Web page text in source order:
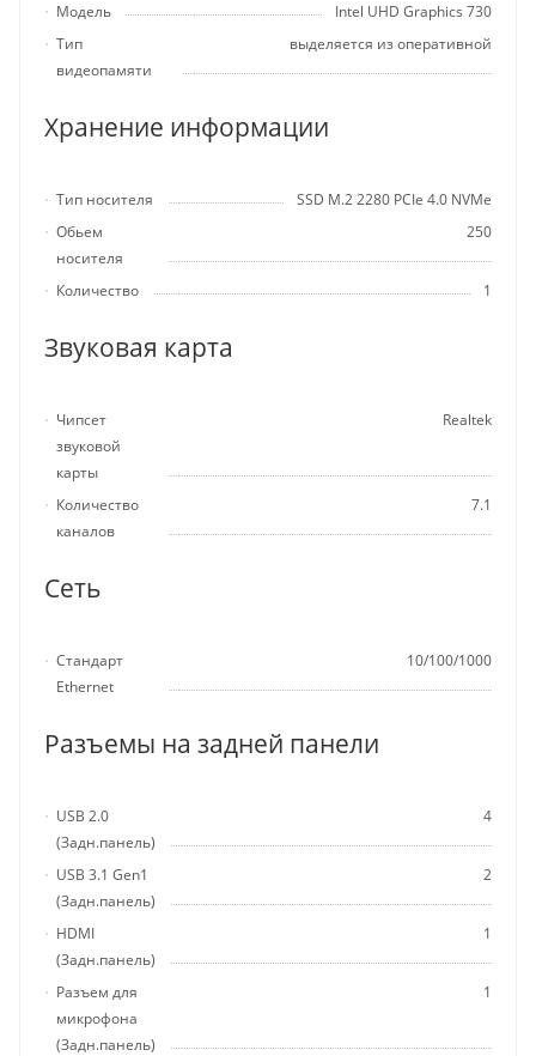
Модель
Intel UHD Graphics 730
Тип
видеопамяти
выделяется из оперативной
Хранение информации
Тип носителя
SSD M.2 2280 PCIe 4.0 NVMe
Обьем
носителя
250
Количество 1
Звуковая карта
Чипсет
звуковой
карты
Realtek
Количество
каналов
7.1
Сеть
Стандарт
Ethernet
10/100/1000
Разъемы на задней панели
USB 2.0
(Задн.панель)
4
USB 3.1 Gen1
(Задн.панель)
2
HDMI
(Задн.панель)
1
Разъем для
микрофона
(Задн.панель)
1